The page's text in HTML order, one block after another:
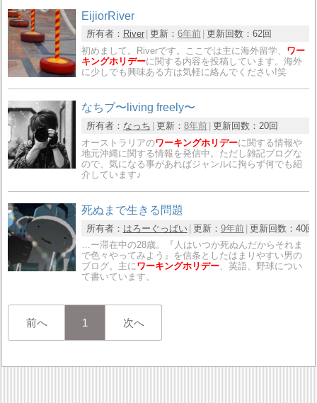
EijiorRiver
所有者： River 更新： 6年前 更新回数： 62回
初めまして。Riverです。ここでは主に海外留学、 ワー
キングホリデーに関する内容を投稿しています。海外
に少しでも興味ある方は気軽に絡んでください!笑
なちブ〜living freely〜
所有者： なっち 更新： 8年前 更新回数： 20回
オーストラリアのワーキングホリデーに関する情報や
地元沖縄に関する情報を発信中。ただし雑記ブログな
ので、気になる事があればジャンルに拘らず何でも紹
介しています♪
死ぬまで生きる問題
所有者： はろーぐっばい 更新： 9年前 更新回数： 40回
…ー滞在中の28歳。『人はいつか死ぬんだからそれま
で色々やってみよう』を信条としたはまりやすい男の
ブログ。主にワーキングホリデー、英語、野球につい
て書いています。
前へ 1 次へ